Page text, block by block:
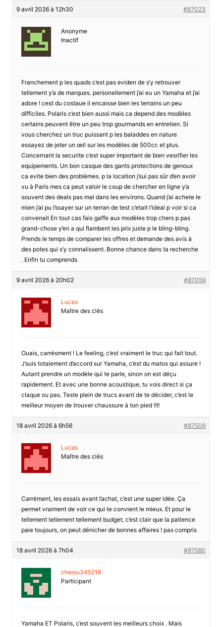
9 avril 2026 à 12h30 #87023
Anonyme
Inactif
Franchement p les quads c’est pas eviden de s’y retrouver
tellement y’a de marques. personellement j’ai eu un Yamaha et j’ai
adore ! cest du costaue il encaisse bien les terrains un peu
difficiles. Polaris c’est bien aussi mais ca depend des modèles
certains peuvent être un peu trop gourmands en entretien. Si
vous cherchez un truc puissant p les baladdes en nature
essayez de jeter un œil sur les modèles de 500cc et plus.
Concernant la securite c’est super important de bien vesrifier les
equipements. Un bon casque des gants protections de genoux
ca evite bien des problèmes. p la location j’sui pas sûr d’en avoir
vu à Paris mes ca peut valoir le coup de chercher en ligne y’a
souvent des deals pas mal dans les environs. Quand j’ai achete le
mien j’ai pu l’ssayer sur un terran de test c’etait l’ideal p voir si ca
convenait En tout cas fais gaffe aux modèles trop chers p pas
grand-chose y’en a qui flambent les prix juste p le bling-bling.
Prends le temps de comparer les offres et demande des avis à
des potes qui s’y connaiissent. Bonne chance dans ta recherche
. Enfin tu comprends
9 avril 2026 à 20h02 #87059
Lucas
Maître des clés
Ouais, carrésment ! Le feeling, c’est vraiment le truc qui fait tout.
J’suis totalement d’accord sur Yamaha, c’est du matos qui assure !
Autant prendre un modèle qui te parle, sinon on est déçu
rapidement. Et avec une bonne acoustique, tu vois direct si ça
claque ou pas. Teste plein de trucs avant de te décider, c’est le
meilleur moyen de trouver chaussure à ton pied !!!!
18 avril 2026 à 6h56 #87506
Lucas
Maître des clés
Carrément, les essais avant l’achat, c’est une super idée. Ça
permet vraiment de voir ce qui te convient le mieux. Et pour le
tellement tellement tellement budget, c’est clair que la patience
paie toujours, on peut dénicher de bonnes affaires ! pas compris
18 avril 2026 à 7h04 #87580
chelou345218
Participant
Yamaha ET Polaris, c’est souvent les meilleurs choix . Mais